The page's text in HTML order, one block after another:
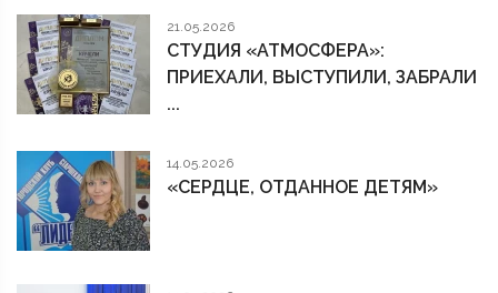
21.05.2026
СТУДИЯ «АТМОСФЕРА»:
ПРИЕХАЛИ, ВЫСТУПИЛИ, ЗАБРАЛИ
...
14.05.2026
«СЕРДЦЕ, ОТДАННОЕ ДЕТЯМ»